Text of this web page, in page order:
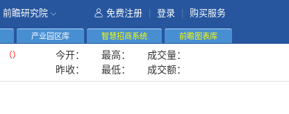
前瞻研究院 免费注册 登录 购买服务
产业园区库 智慧招商系统 前瞻图表库
（） 今开： 最高：
成交量：
昨收：
最低： 成交额：